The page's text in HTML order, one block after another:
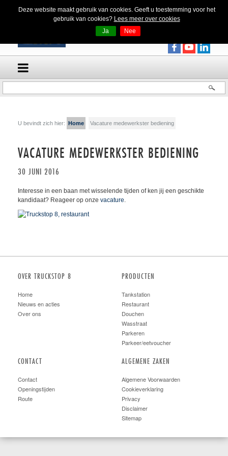
Deze website maakt gebruik van cookies. Geeft u toestemming voor het
gebruik van cookies? Lees meer over cookies
Ja
Nee
U bevindt zich hier: Home Vacature medewerkster bediening
VACATURE MEDEWERKSTER BEDIENING
30 JUNI 2016
Interesse in een baan met wisselende tijden of ken jij een geschikte
kandidaat? Reageer op onze vacature.
OVER TRUCKSTOP 8
Home
Nieuws en acties
Over ons
PRODUCTEN
Tankstation
Restaurant
Douchen
Wasstraat
Parkeren
Parkeer/eetvoucher
CONTACT
Contact
Openingstijden
Route
ALGEMENE ZAKEN
Algemene Voorwaarden
Cookieverklaring
Privacy
Disclaimer
Sitemap